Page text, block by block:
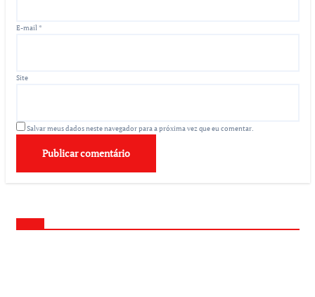
E-mail*
Site
Salvar meus dados neste navegador para a próxima vez que eu comentar.